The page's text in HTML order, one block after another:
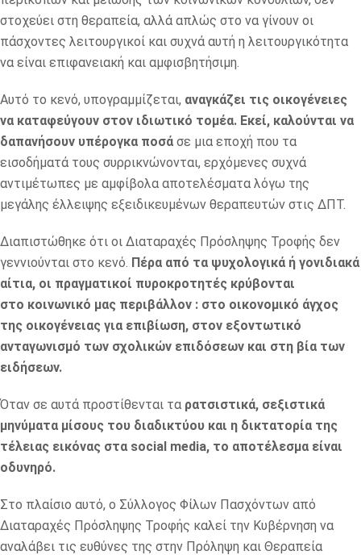
στοχεύει στη θεραπεία, αλλά απλώς στο να γίνουν οι
πάσχοντες λειτουργικοί και συχνά αυτή η λειτουργικότητα
να είναι επιφανειακή και αμφισβητήσιμη.
Αυτό το κενό, υπογραμμίζεται, αναγκάζει τις οικογένειες
να καταφεύγουν στον ιδιωτικό τομέα. Εκεί, καλούνται να
δαπανήσουν υπέρογκα ποσά σε μια εποχή που τα
εισοδήματά τους συρρικνώνονται, ερχόμενες συχνά
αντιμέτωπες με αμφίβολα αποτελέσματα λόγω της
μεγάλης έλλειψης εξειδικευμένων θεραπευτών στις ΔΠΤ.
Διαπιστώθηκε ότι οι Διαταραχές Πρόσληψης Τροφής δεν
γεννιούνται στο κενό. Πέρα από τα ψυχολογικά ή γονιδιακά
αίτια, οι πραγματικοί πυροκροτητές κρύβονται
στο κοινωνικό μας περιβάλλον : στο οικονομικό άγχος
της οικογένειας για επιβίωση, στον εξοντωτικό
ανταγωνισμό των σχολικών επιδόσεων και στη βία των
ειδήσεων.
Όταν σε αυτά προστίθενται τα ρατσιστικά, σεξιστικά
μηνύματα μίσους του διαδικτύου και η δικτατορία της
τέλειας εικόνας στα social media, το αποτέλεσμα είναι
οδυνηρό.
Στο πλαίσιο αυτό, ο Σύλλογος Φίλων Πασχόντων από
Διαταραχές Πρόσληψης Τροφής καλεί την Κυβέρνηση να
αναλάβει τις ευθύνες της στην Πρόληψη και Θεραπεία